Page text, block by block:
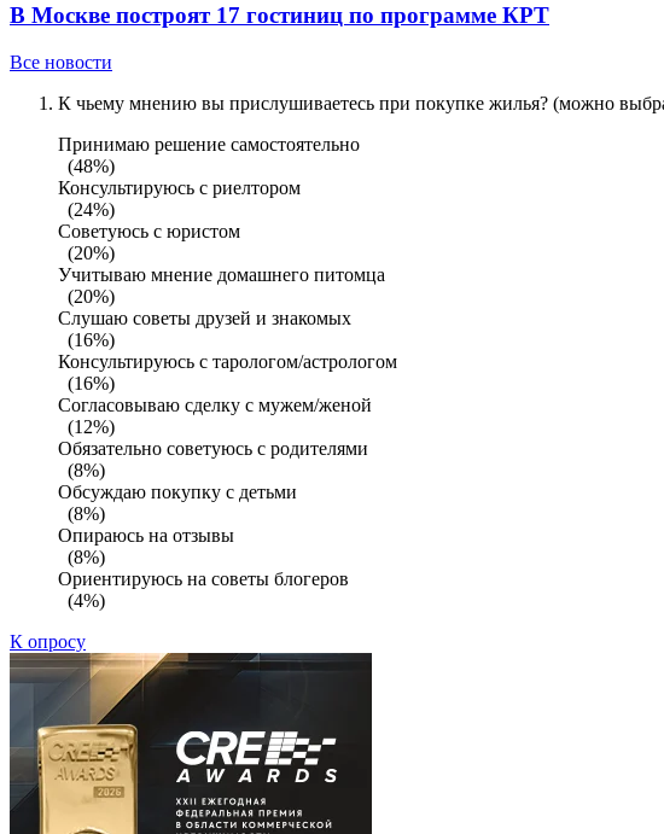
В Москве построят 17 гостиниц по программе КРТ
Все новости
К чьему мнению вы прислушиваетесь при покупке жилья? (можно
Принимаю решение самостоятельно
(48%)
Консультируюсь с риелтором
(24%)
Советуюсь с юристом
(20%)
Учитываю мнение домашнего питомца
(20%)
Слушаю советы друзей и знакомых
(16%)
Консультируюсь с тарологом/астрологом
(16%)
Согласовываю сделку с мужем/женой
(12%)
Обязательно советуюсь с родителями
(8%)
Обсуждаю покупку с детьми
(8%)
Опираюсь на отзывы
(8%)
Ориентируюсь на советы блогеров
(4%)
К опросу